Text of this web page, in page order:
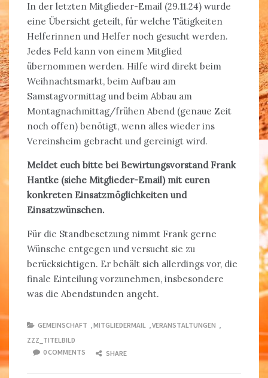
In der letzten Mitglieder-Email (29.11.24) wurde
eine Übersicht geteilt, für welche Tätigkeiten
Helferinnen und Helfer noch gesucht werden.
Jedes Feld kann von einem Mitglied
übernommen werden. Hilfe wird direkt beim
Weihnachtsmarkt, beim Aufbau am
Samstagvormittag und beim Abbau am
Montagnachmittag/frühen Abend (genaue Zeit
noch offen) benötigt, wenn alles wieder ins
Vereinsheim gebracht und gereinigt wird.
Meldet euch bitte bei Bewirtungsvorstand Frank
Hantke (siehe Mitglieder-Email) mit euren
konkreten Einsatzmöglichkeiten und
Einsatzwünschen.
Für die Standbesetzung nimmt Frank gerne
Wünsche entgegen und versucht sie zu
berücksichtigen. Er behält sich allerdings vor, die
finale Einteilung vorzunehmen, insbesondere
was die Abendstunden angeht.
GEMEINSCHAFT ,MITGLIEDERMAIL ,VERANSTALTUNGEN ,
ZZZ_TITELBILD
0 COMMENTS
SHARE